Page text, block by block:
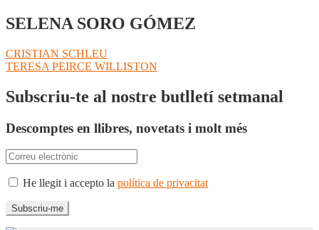
SELENA SORO GÓMEZ
Navegació
d'entrades
Entrada
anterior:
CRISTIAN SCHLEU
Pròxima
TERESA PEIRCE WILLISTON
Subscriu-te al nostre butlletí setmanal
Descomptes en llibres, novetats i molt més
He llegit i accepto la política de privacitat